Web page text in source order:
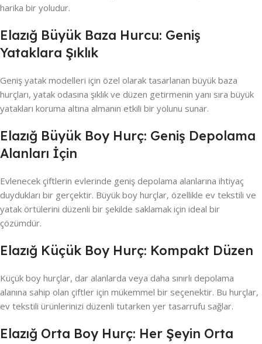
harika bir yoludur.
Elazığ Büyük Baza Hurcu: Geniş
Yataklara Şıklık
Geniş yatak modelleri için özel olarak tasarlanan büyük baza
hurçları, yatak odasına şıklık ve düzen getirmenin yanı sıra büyük
yatakları koruma altına almanın etkili bir yolunu sunar.
Elazığ Büyük Boy Hurç: Geniş Depolama
Alanları İçin
Evlenecek çiftlerin evlerinde geniş depolama alanlarına ihtiyaç
duydukları bir gerçektir. Büyük boy hurçlar, özellikle ev tekstili ve
yatak örtülerini düzenli bir şekilde saklamak için ideal bir
çözümdür.
Elazığ Küçük Boy Hurç: Kompakt Düzen
Küçük boy hurçlar, dar alanlarda veya daha sınırlı depolama
alanına sahip olan çiftler için mükemmel bir seçenektir. Bu hurçlar,
ev tekstili ürünlerinizi düzenli tutarken yer tasarrufu sağlar.
Elazığ Orta Boy Hurç: Her Şeyin Orta